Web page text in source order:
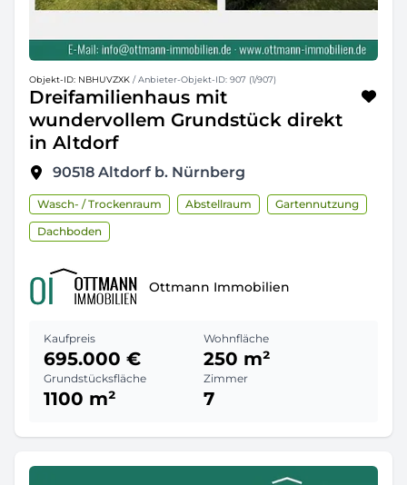
Objekt-ID: NBHUVZXK / Anbieter-Objekt-ID: 907 (1/907)
Dreifamilienhaus mit
wundervollem Grundstück direkt
in Altdorf
90518 Altdorf b. Nürnberg
Wasch- / Trockenraum Abstellraum
Gartennutzung
Dachboden
Ottmann Immobilien
Kaufpreis
695.000 €
Wohnfläche
250 m²
Grundstücksfläche
1100 m²
Zimmer
7